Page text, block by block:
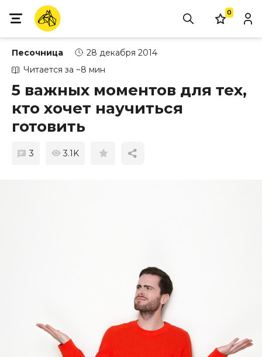
0
Песочница
28 декабря 2014
Читается за ~8 мин
5 важных моментов для тех,
кто хочет научиться
готовить
3 3.1K